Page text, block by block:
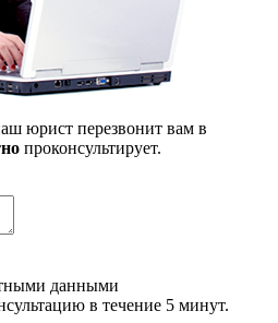
юрист перезвонит вам в
проконсультирует.
данными
в течение 5 минут.